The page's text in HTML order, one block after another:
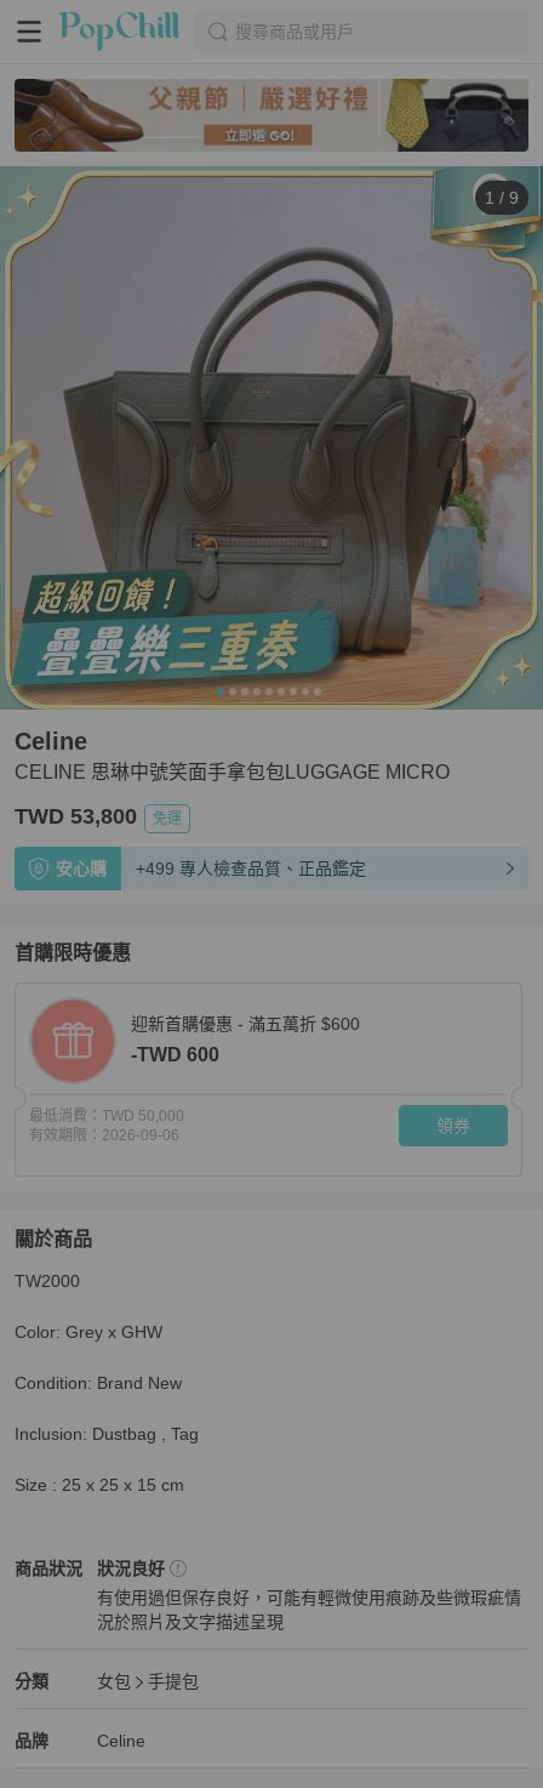
搜尋商品或用戶
1 / 9
CELINE 思琳中號笑面手拿包包LUGGAGE MICRO
Celine
TWD 53,800 免運
安心購 +499 專人檢查品質、正品鑑定
首購限時優惠
迎新首購優惠 - 滿五萬折 $600
-TWD 600
最低消費： TWD 50,000
有效期限： 2026-09-06 領券
關於商品
關於CELINE 思琳中號笑面手拿包包LUGGAGE MICRO
TW2000
Color: Grey x GHW
Condition: Brand New
Inclusion: Dustbag , Tag
Size : 25 x 25 x 15 cm
商品狀況
Celine女包 商品狀態與細節
狀況良好
有使用過但保存良好，可能有輕微使用痕跡及些微瑕疵情
況於照片及文字描述呈現
分類
Celine 分類資訊
女包
手提包
品牌
Celine 女包品牌介紹
Celine
Celine 推薦清單